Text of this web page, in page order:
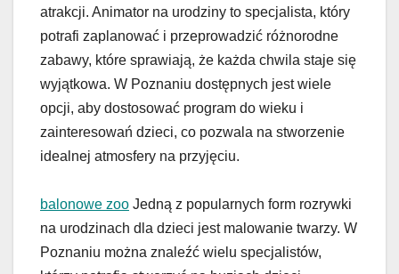
atrakcji. Animator na urodziny to specjalista, który
potrafi zaplanować i przeprowadzić różnorodne
zabawy, które sprawiają, że każda chwila staje się
wyjątkowa. W Poznaniu dostępnych jest wiele
opcji, aby dostosować program do wieku i
zainteresowań dzieci, co pozwala na stworzenie
idealnej atmosfery na przyjęciu.
balonowe zoo Jedną z popularnych form rozrywki
na urodzinach dla dzieci jest malowanie twarzy. W
Poznaniu można znaleźć wielu specjalistów,